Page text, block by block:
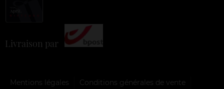
Livraison par
Mentions légales Conditions générales de vente